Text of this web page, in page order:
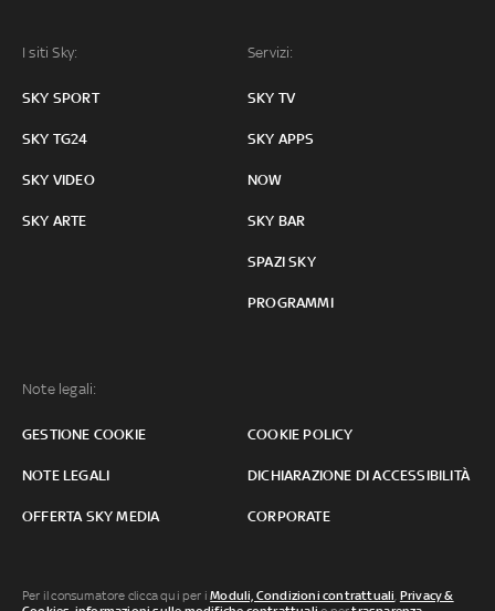
I siti Sky:
SKY SPORT
SKY TG24
SKY VIDEO
SKY ARTE
Servizi:
SKY TV
SKY APPS
NOW
SKY BAR
SPAZI SKY
PROGRAMMI
Note legali:
GESTIONE COOKIE COOKIE POLICY
NOTE LEGALI DICHIARAZIONE DI ACCESSIBILITÀ
OFFERTA SKY MEDIA CORPORATE
Per il consumatore clicca qui per iModuli, Condizioni contrattuali Privacy &